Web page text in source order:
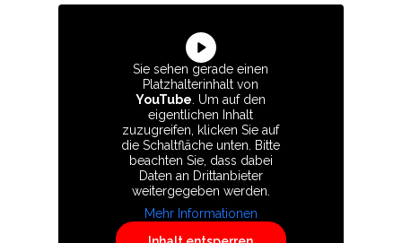
Sie sehen gerade einen
Platzhalterinhalt von
YouTube . Um auf den
eigentlichen Inhalt
zuzugreifen, klicken Sie auf
die Schaltfläche unten. Bitte
beachten Sie, dass dabei
Daten an Drittanbieter
weitergegeben werden.
Mehr Informationen